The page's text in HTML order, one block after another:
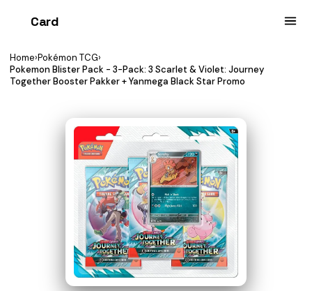
Card
Home›Pokémon TCG›
Pokemon Blister Pack - 3-Pack: 3 Scarlet & Violet: Journey
Together Booster Pakker + Yanmega Black Star Promo